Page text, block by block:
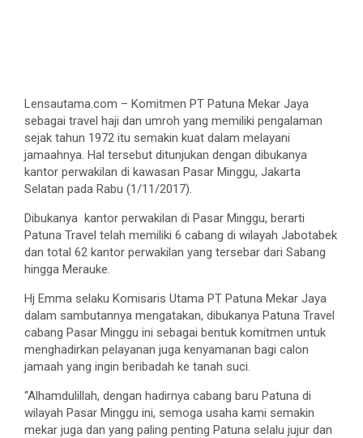
Lensautama.com – Komitmen PT Patuna Mekar Jaya
sebagai travel haji dan umroh yang memiliki pengalaman
sejak tahun 1972 itu semakin kuat dalam melayani
jamaahnya. Hal tersebut ditunjukan dengan dibukanya
kantor perwakilan di kawasan Pasar Minggu, Jakarta
Selatan pada Rabu (1/11/2017).
Dibukanya kantor perwakilan di Pasar Minggu, berarti
Patuna Travel telah memiliki 6 cabang di wilayah Jabotabek
dan total 62 kantor perwakilan yang tersebar dari Sabang
hingga Merauke.
Hj Emma selaku Komisaris Utama PT Patuna Mekar Jaya
dalam sambutannya mengatakan, dibukanya Patuna Travel
cabang Pasar Minggu ini sebagai bentuk komitmen untuk
menghadirkan pelayanan juga kenyamanan bagi calon
jamaah yang ingin beribadah ke tanah suci.
“Alhamdulillah, dengan hadirnya cabang baru Patuna di
wilayah Pasar Minggu ini, semoga usaha kami semakin
mekar juga dan yang paling penting Patuna selalu jujur dan